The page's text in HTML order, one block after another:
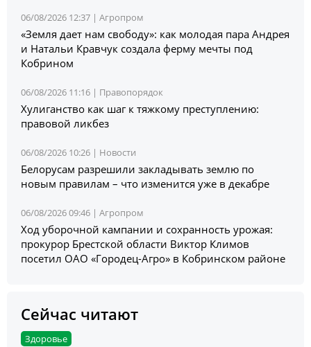
06/08/2026 12:37 | Агропром
«Земля дает нам свободу»: как молодая пара Андрея
и Натальи Кравчук создала ферму мечты под
Кобрином
06/08/2026 11:16 | Правопорядок
Хулиганство как шаг к тяжкому преступлению:
правовой ликбез
06/08/2026 10:26 | Новости
Белорусам разрешили закладывать землю по
новым правилам – что изменится уже в декабре
06/08/2026 09:46 | Агропром
Ход уборочной кампании и сохранность урожая:
прокурор Брестской области Виктор Климов
посетил ОАО «Городец-Агро» в Кобринском районе
Сейчас читают
Здоровье